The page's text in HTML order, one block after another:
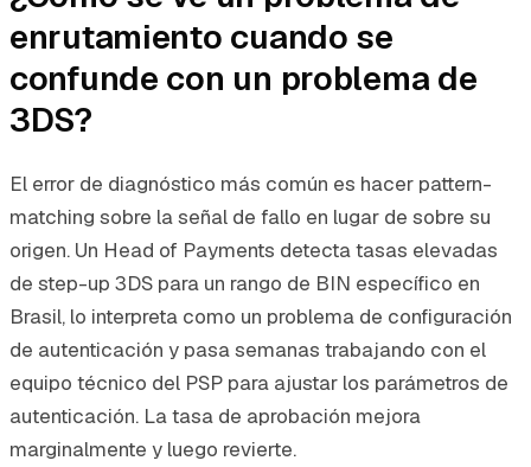
enrutamiento cuando se
confunde con un problema de
3DS?
El error de diagnóstico más común es hacer pattern-
matching sobre la señal de fallo en lugar de sobre su
origen. Un Head of Payments detecta tasas elevadas
de step-up 3DS para un rango de BIN específico en
Brasil, lo interpreta como un problema de configuración
de autenticación y pasa semanas trabajando con el
equipo técnico del PSP para ajustar los parámetros de
autenticación. La tasa de aprobación mejora
marginalmente y luego revierte.